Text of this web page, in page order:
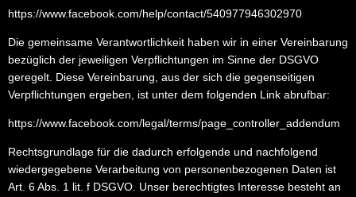
https://www.facebook.com/help/contact/540977946302970
Die gemeinsame Verantwortlichkeit haben wir in einer Vereinbarung
bezüglich der jeweiligen Verpflichtungen im Sinne der DSGVO
geregelt. Diese Vereinbarung, aus der sich die gegenseitigen
Verpflichtungen ergeben, ist unter dem folgenden Link abrufbar:
https://www.facebook.com/legal/terms/page_controller_addendum
Rechtsgrundlage für die dadurch erfolgende und nachfolgend
wiedergegebene Verarbeitung von personenbezogenen Daten ist
Art. 6 Abs. 1 lit. f DSGVO. Unser berechtigtes Interesse besteht an